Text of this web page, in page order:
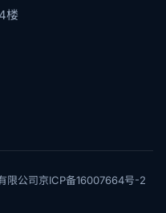
楼
限公司京ICP备16007664号-2